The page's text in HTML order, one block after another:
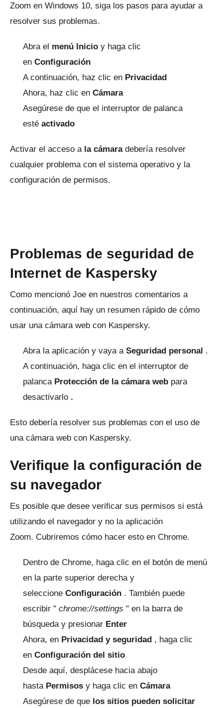
Zoom en Windows 10, siga los pasos para ayudar a
resolver sus problemas.
Abra el menú Inicio y haga clic
en Configuración
A continuación, haz clic en Privacidad
Ahora, haz clic en Cámara
Asegúrese de que el interruptor de palanca
esté activado
Activar el acceso a la cámaradebería resolver
cualquier problema con el sistema operativo y la
configuración de permisos.
Problemas de seguridad de
Internet de Kaspersky
Como mencionó Joe en nuestros comentarios a
continuación, aquí hay un resumen rápido de cómo
usar una cámara web con Kaspersky.
Abra la aplicación y vaya a Seguridad personal .
A continuación, haga clic en el interruptor de
palanca Protección de la cámara web para
desactivarlo .
Esto debería resolver sus problemas con el uso de
una cámara web con Kaspersky.
Verifique la configuración de
su navegador
Es posible que desee verificar sus permisos si está
utilizando el navegador y no la aplicación
Zoom. Cubriremos cómo hacer esto en Chrome.
Dentro de Chrome, haga clic en el botón de menú
en la parte superior derecha y
seleccione Configuración . También puede
escribir " chrome://settings " en la barra de
búsqueda y presionar Enter
Ahora, en Privacidad y seguridad , haga clic
en Configuración del sitio
Desde aquí, desplácese hacia abajo
hasta Permisos y haga clic en Cámara
Asegúrese de que los sitios pueden solicitar